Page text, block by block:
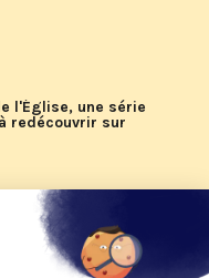
l'Église, une série
redécouvrir sur
d'été 2026 de KTO